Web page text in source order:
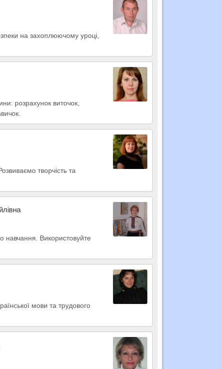
на захоплюючому уроці,
розрахунок виточок,
творчість та
навчання. Використовуйте
мови та трудового